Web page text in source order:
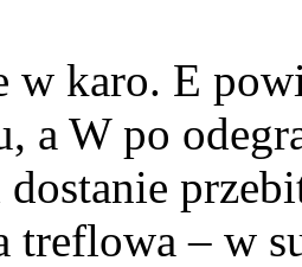
w karo. E
a W po
treflowa – w